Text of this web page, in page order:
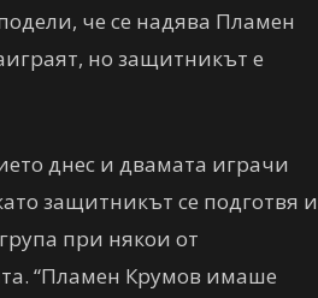
че се надява Пламен
но защитникът е
днес и двамата играчи
защитникът се подготвя и
при някои от
“Пламен Крумов имаше